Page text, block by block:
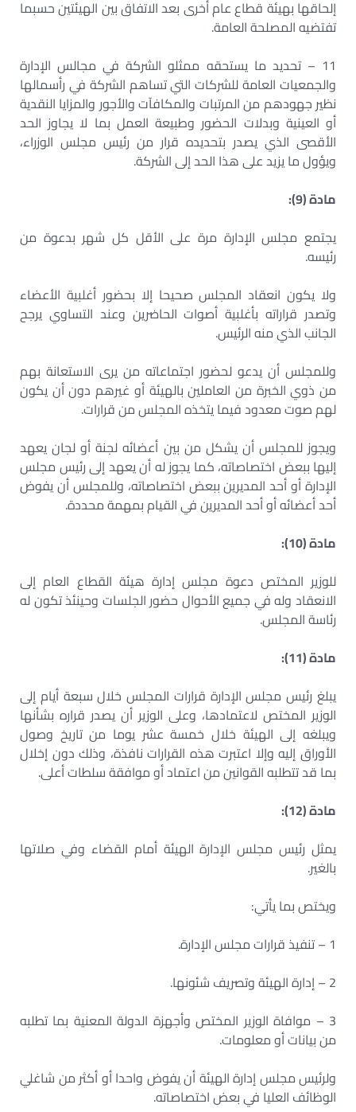
إلحاقها بهيئة قطاع عام أخرى بعد الاتفاق بين الهيئتين حسبما
تفتضيه المصلحة العامة.
11 – تحديد ما يستحقه ممثلو الشركة في مجالس الإدارة
والجمعيات العامة للشركات التي تساهم الشركة في رأسمالها
نظير جهودهم من المرتبات والمكافآت والأجور والمزايا النقدية
أو العينية وبدلات الحضور وطبيعة العمل بما لا يجاوز الحد
الأقصى الذي يصدر بتحديده قرار من رئيس مجلس الوزراء،
ويؤول ما يزيد على هذا الحد إلى الشركة.
مادة (9):
يجتمع مجلس الإدارة مرة على الأقل كل شهر بدعوة من
رئيسه.
ولا يكون انعقاد المجلس صحيحا إلا بحضور أغلبية الأعضاء
وتصدر قراراته بأغلبية أصوات الحاضرين وعند التساوي يرجح
الجانب الذي منه الرئيس.
وللمجلس أن يدعو لحضور اجتماعاته من يرى الاستعانة بهم
من ذوي الخبرة من العاملين بالهيئة أو غيرهم دون أن يكون
لهم صوت معدود فيما يتخذه المجلس من قرارات.
ويجوز للمجلس أن يشكل من بين أعضائه لجنة أو لجان يعهد
إليها ببعض اختصاصاته، كما يجوز له أن يعهد إلى رئيس مجلس
الإدارة أو أحد المديرين ببعض اختصاصاته، وللمجلس أن يفوض
أحد أعضائه أو أحد المديرين في القيام بمهمة محددة.
مادة (10):
للوزير المختص دعوة مجلس إدارة هيئة القطاع العام إلى
الانعقاد وله في جميع الأحوال حضور الجلسات وحينئذ تكون له
رئاسة المجلس.
مادة (11):
يبلغ رئيس مجلس الإدارة قرارات المجلس خلال سبعة أيام إلى
الوزير المختص لاعتمادها، وعلى الوزير أن يصدر قراره بشأنها
ويبلغه إلى الهيئة خلال خمسة عشر يوما من تاريخ وصول
الأوراق إليه وإلا اعتبرت هذه القرارات نافذة، وذلك دون إخلال
بما قد تتطلبه القوانين من اعتماد أو موافقة سلطات أعلى.
مادة (12):
يمثل رئيس مجلس الإدارة الهيئة أمام القضاء وفي صلاتها
بالغير.
ويختص بما يأتي:
1 – تنفيذ قرارات مجلس الإدارة.
2 – إدارة الهيئة وتصريف شئونها.
3 – موافاة الوزير المختص وأجهزة الدولة المعنية بما تطلبه
من بيانات أو معلومات.
ولرئيس مجلس إدارة الهيئة أن يفوض واحدا أو أكثر من شاغلي
الوظائف العليا في بعض اختصاصاته.